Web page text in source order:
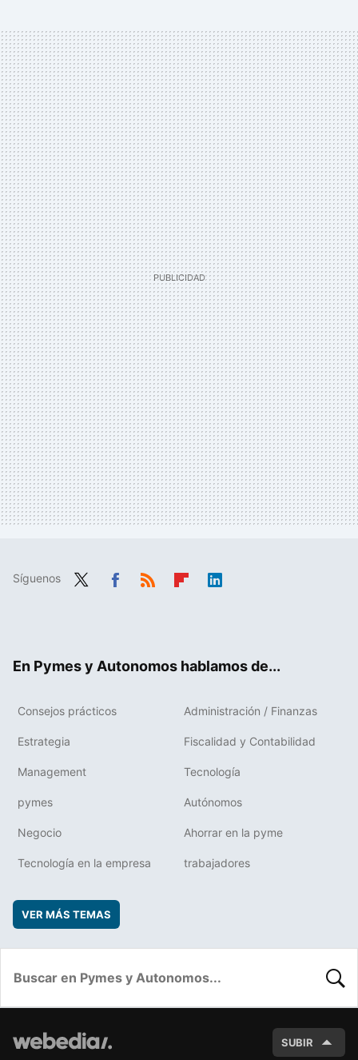
Síguenos
En Pymes y Autonomos hablamos de...
Consejos prácticos Administración / Finanzas
Estrategia Fiscalidad y Contabilidad
Management Tecnología
pymes Autónomos
Negocio Ahorrar en la pyme
Tecnología en la empresa trabajadores
VER MÁS TEMAS
SUBIR